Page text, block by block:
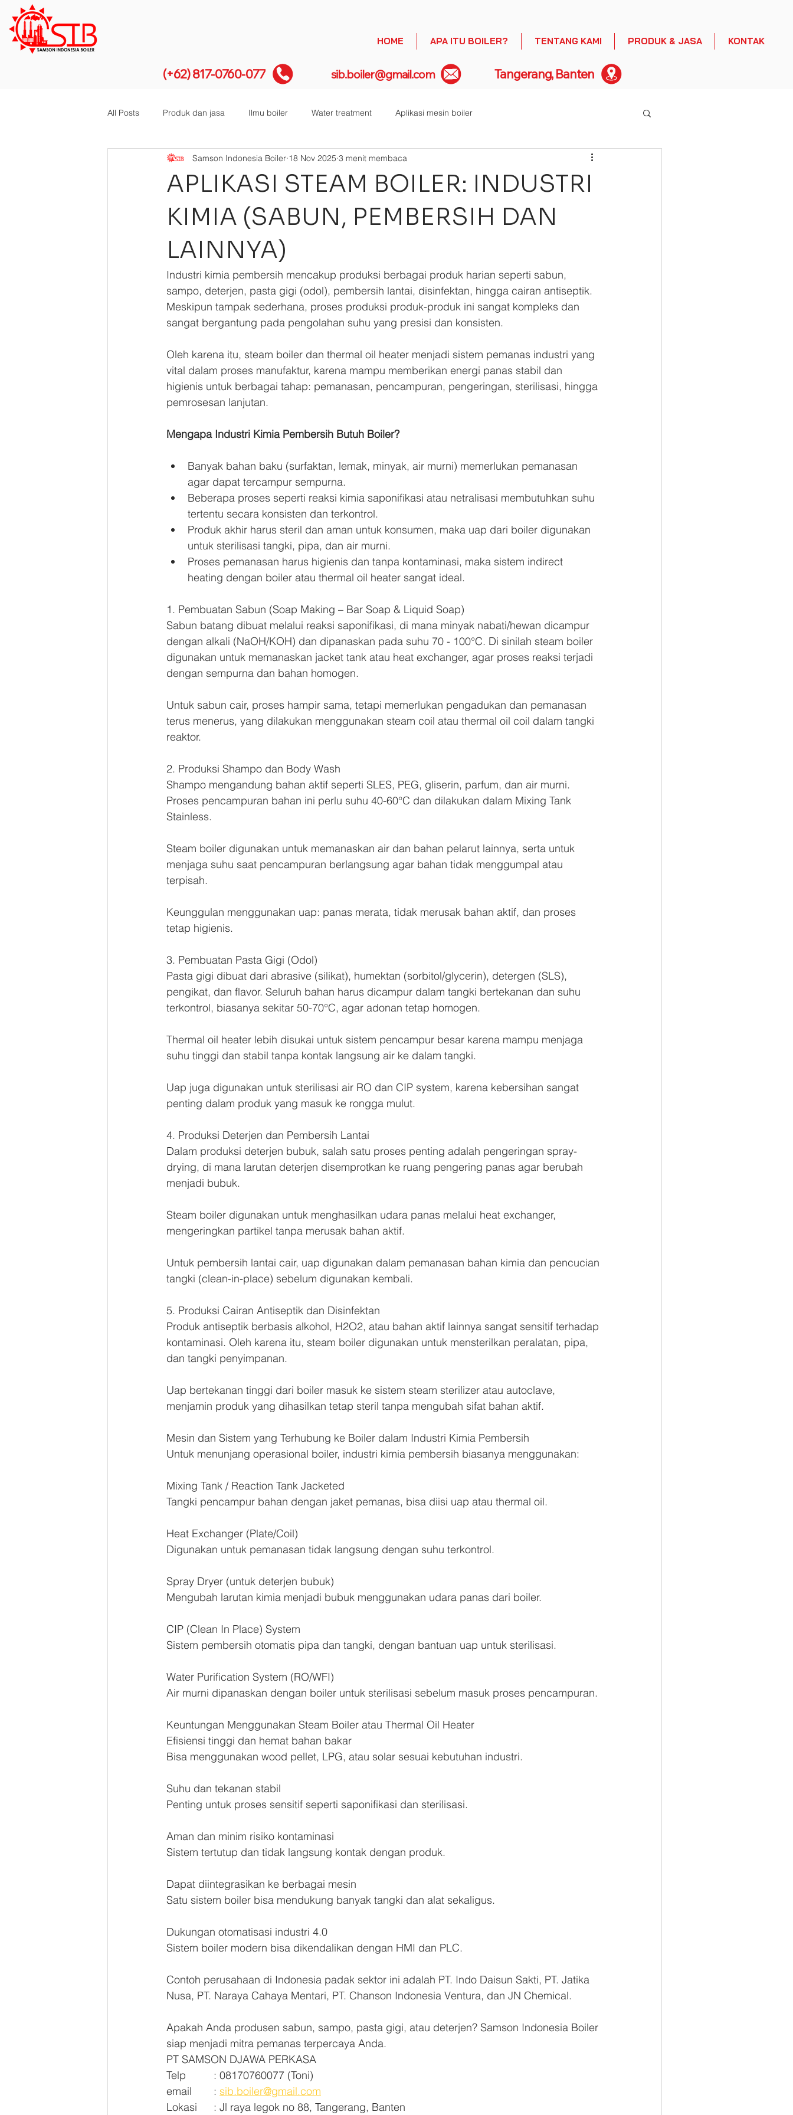
HOME APA ITU BOILER? TENTANG KAMI PRODUK & JASA KONTAK
(+62) 817-0760-077 sib.boiler@gmail.com Tangerang, Banten
All Posts Produk dan jasa Ilmu boiler Water treatment Aplikasi mesin boiler
APLIKASI STEAM BOILER: INDUSTRI
KIMIA (SABUN, PEMBERSIH DAN
LAINNYA)
Samson Indonesia Boiler 18 Nov 2025 3 menit membaca
Industri kimia pembersih mencakup produksi berbagai produk harian seperti sabun,
sampo, deterjen, pasta gigi (odol), pembersih lantai, disinfektan, hingga cairan antiseptik.
Meskipun tampak sederhana, proses produksi produk-produk ini sangat kompleks dan
sangat bergantung pada pengolahan suhu yang presisi dan konsisten.
Oleh karena itu, steam boiler dan thermal oil heater menjadi sistem pemanas industri yang
vital dalam proses manufaktur, karena mampu memberikan energi panas stabil dan
higienis untuk berbagai tahap: pemanasan, pencampuran, pengeringan, sterilisasi, hingga
pemrosesan lanjutan.
Mengapa Industri Kimia Pembersih Butuh Boiler?
Banyak bahan baku (surfaktan, lemak, minyak, air murni) memerlukan pemanasan
agar dapat tercampur sempurna.
Beberapa proses seperti reaksi kimia saponifikasi atau netralisasi membutuhkan suhu
tertentu secara konsisten dan terkontrol.
Produk akhir harus steril dan aman untuk konsumen, maka uap dari boiler digunakan
untuk sterilisasi tangki, pipa, dan air murni.
Proses pemanasan harus higienis dan tanpa kontaminasi, maka sistem indirect
heating dengan boiler atau thermal oil heater sangat ideal.
1. Pembuatan Sabun (Soap Making – Bar Soap & Liquid Soap)
Sabun batang dibuat melalui reaksi saponifikasi, di mana minyak nabati/hewan dicampur
dengan alkali (NaOH/KOH) dan dipanaskan pada suhu 70 - 100°C. Di sinilah steam boiler
digunakan untuk memanaskan jacket tank atau heat exchanger, agar proses reaksi terjadi
dengan sempurna dan bahan homogen.
Untuk sabun cair, proses hampir sama, tetapi memerlukan pengadukan dan pemanasan
terus menerus, yang dilakukan menggunakan steam coil atau thermal oil coil dalam tangki
reaktor.
2. Produksi Shampo dan Body Wash
Shampo mengandung bahan aktif seperti SLES, PEG, gliserin, parfum, dan air murni.
Proses pencampuran bahan ini perlu suhu 40-60°C dan dilakukan dalam Mixing Tank
Stainless.
Steam boiler digunakan untuk memanaskan air dan bahan pelarut lainnya, serta untuk
menjaga suhu saat pencampuran berlangsung agar bahan tidak menggumpal atau
terpisah.
Keunggulan menggunakan uap: panas merata, tidak merusak bahan aktif, dan proses
tetap higienis.
3. Pembuatan Pasta Gigi (Odol)
Pasta gigi dibuat dari abrasive (silikat), humektan (sorbitol/glycerin), detergen (SLS),
pengikat, dan flavor. Seluruh bahan harus dicampur dalam tangki bertekanan dan suhu
terkontrol, biasanya sekitar 50-70°C, agar adonan tetap homogen.
Thermal oil heater lebih disukai untuk sistem pencampur besar karena mampu menjaga
suhu tinggi dan stabil tanpa kontak langsung air ke dalam tangki.
Uap juga digunakan untuk sterilisasi air RO dan CIP system, karena kebersihan sangat
penting dalam produk yang masuk ke rongga mulut.
4. Produksi Deterjen dan Pembersih Lantai
Dalam produksi deterjen bubuk, salah satu proses penting adalah pengeringan spray-
drying, di mana larutan deterjen disemprotkan ke ruang pengering panas agar berubah
menjadi bubuk.
Steam boiler digunakan untuk menghasilkan udara panas melalui heat exchanger,
mengeringkan partikel tanpa merusak bahan aktif.
Untuk pembersih lantai cair, uap digunakan dalam pemanasan bahan kimia dan pencucian
tangki (clean-in-place) sebelum digunakan kembali.
5. Produksi Cairan Antiseptik dan Disinfektan
Produk antiseptik berbasis alkohol, H2O2, atau bahan aktif lainnya sangat sensitif terhadap
kontaminasi. Oleh karena itu, steam boiler digunakan untuk mensterilkan peralatan, pipa,
dan tangki penyimpanan.
Uap bertekanan tinggi dari boiler masuk ke sistem steam sterilizer atau autoclave,
menjamin produk yang dihasilkan tetap steril tanpa mengubah sifat bahan aktif.
Mesin dan Sistem yang Terhubung ke Boiler dalam Industri Kimia Pembersih
Untuk menunjang operasional boiler, industri kimia pembersih biasanya menggunakan:
Mixing Tank / Reaction Tank Jacketed
Tangki pencampur bahan dengan jaket pemanas, bisa diisi uap atau thermal oil.
Heat Exchanger (Plate/Coil)
Digunakan untuk pemanasan tidak langsung dengan suhu terkontrol.
Spray Dryer (untuk deterjen bubuk)
Mengubah larutan kimia menjadi bubuk menggunakan udara panas dari boiler.
CIP (Clean In Place) System
Sistem pembersih otomatis pipa dan tangki, dengan bantuan uap untuk sterilisasi.
Water Purification System (RO/WFI)
Air murni dipanaskan dengan boiler untuk sterilisasi sebelum masuk proses pencampuran.
Keuntungan Menggunakan Steam Boiler atau Thermal Oil Heater
Efisiensi tinggi dan hemat bahan bakar
Bisa menggunakan wood pellet, LPG, atau solar sesuai kebutuhan industri.
Suhu dan tekanan stabil
Penting untuk proses sensitif seperti saponifikasi dan sterilisasi.
Aman dan minim risiko kontaminasi
Sistem tertutup dan tidak langsung kontak dengan produk.
Dapat diintegrasikan ke berbagai mesin
Satu sistem boiler bisa mendukung banyak tangki dan alat sekaligus.
Dukungan otomatisasi industri 4.0
Sistem boiler modern bisa dikendalikan dengan HMI dan PLC.
Contoh perusahaan di Indonesia padak sektor ini adalah PT. Indo Daisun Sakti, PT. Jatika
Nusa, PT. Naraya Cahaya Mentari, PT. Chanson Indonesia Ventura, dan JN Chemical.
Apakah Anda produsen sabun, sampo, pasta gigi, atau deterjen? Samson Indonesia Boiler
siap menjadi mitra pemanas terpercaya Anda.
PT SAMSON DJAWA PERKASA
Telp		: 08170760077 (Toni)
email	: sib.boiler@gmail.com
Lokasi	: Jl raya legok no 88, Tangerang, Banten